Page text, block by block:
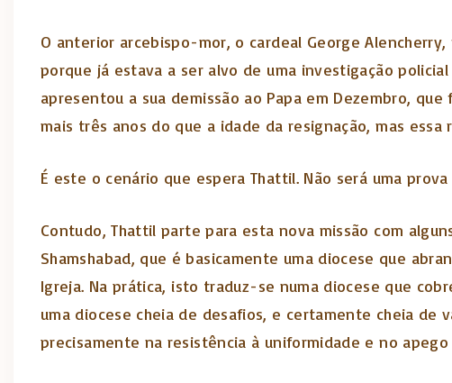
O anterior arcebispo-mor, o cardeal George
porque já estava a ser alvo de uma investigação
apresentou a sua demissão ao Papa em Dezembro,
mais três anos do que a idade da resignação, mas
É este o cenário que espera Thattil. Não será uma prova
Contudo, Thattil parte para esta nova missão com
Shamshabad, que é basicamente uma diocese que
Igreja. Na prática, isto traduz-se numa diocese que
uma diocese cheia de desafios, e certamente cheia de
precisamente na resistência à uniformidade e no